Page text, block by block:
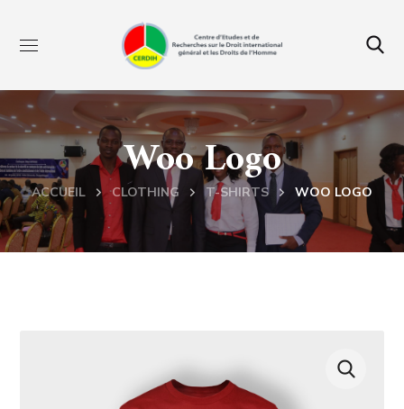
Woo Logo
ACCUEIL CLOTHING T-SHIRTS WOO LOGO